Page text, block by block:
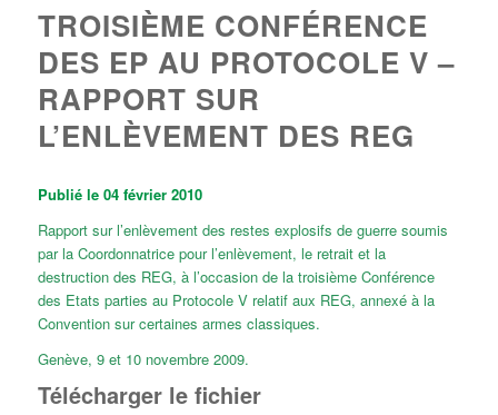
TROISIÈME CONFÉRENCE
DES EP AU PROTOCOLE V –
RAPPORT SUR
L’ENLÈVEMENT DES REG
Publié le 04 février 2010
Rapport sur l’enlèvement des restes explosifs de guerre soumis
par la Coordonnatrice pour l’enlèvement, le retrait et la
destruction des REG, à l’occasion de la troisième Conférence
des Etats parties au Protocole V relatif aux REG, annexé à la
Convention sur certaines armes classiques.
Genève, 9 et 10 novembre 2009.
Télécharger le fichier